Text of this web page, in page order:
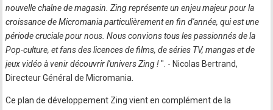
nouvelle chaîne de magasin. Zing représente un enjeu majeur pour la
croissance de Micromania particulièrement en fin d'année, qui est une
période cruciale pour nous. Nous convions tous les passionnés de la
Pop-culture, et fans des licences de films, de séries TV, mangas et de
jeux vidéo à venir découvrir l'univers Zing !". - Nicolas Bertrand,
Directeur Général de Micromania.
Ce plan de développement Zing vient en complément de la